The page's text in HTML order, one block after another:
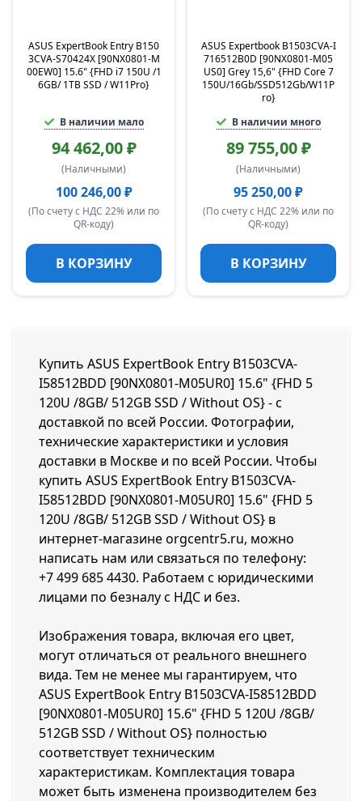
ASUS ExpertBook Entry B150
3CVA-S70424X [90NX0801-M
00EW0] 15.6" {FHD i7 150U /1
6GB/ 1TB SSD / W11Pro}
В наличии мало
94 462,00 ₽
(Наличными)
100 246,00 ₽
(По счету с НДС 22% или по
QR-коду)
В КОРЗИНУ
ASUS Expertbook B1503CVA-I
716512B0D [90NX0801-M05
US0] Grey 15,6" {FHD Core 7
150U/16Gb/SSD512Gb/W11P
ro}
В наличии много
89 755,00 ₽
(Наличными)
95 250,00 ₽
(По счету с НДС 22% или по
QR-коду)
В КОРЗИНУ
Купить ASUS ExpertBook Entry B1503CVA-
I58512BDD [90NX0801-M05UR0] 15.6" {FHD 5
120U /8GB/ 512GB SSD / Without OS} - с
доставкой по всей России. Фотографии,
технические характеристики и условия
доставки в Москве и по всей России. Чтобы
купить ASUS ExpertBook Entry B1503CVA-
I58512BDD [90NX0801-M05UR0] 15.6" {FHD 5
120U /8GB/ 512GB SSD / Without OS} в
интернет-магазине orgcentr5.ru, можно
написать нам или связаться по телефону:
+7 499 685 4430. Работаем с юридическими
лицами по безналу с НДС и без.
Изображения товара, включая его цвет,
могут отличаться от реального внешнего
вида. Тем не менее мы гарантируем, что
ASUS ExpertBook Entry B1503CVA-I58512BDD
[90NX0801-M05UR0] 15.6" {FHD 5 120U /8GB/
512GB SSD / Without OS} полностью
соответствует техническим
характеристикам. Комплектация товара
может быть изменена производителем без